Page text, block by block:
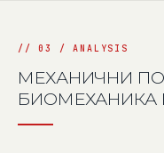
МЕХАНИЧНИ
БИОМЕХАНИКА